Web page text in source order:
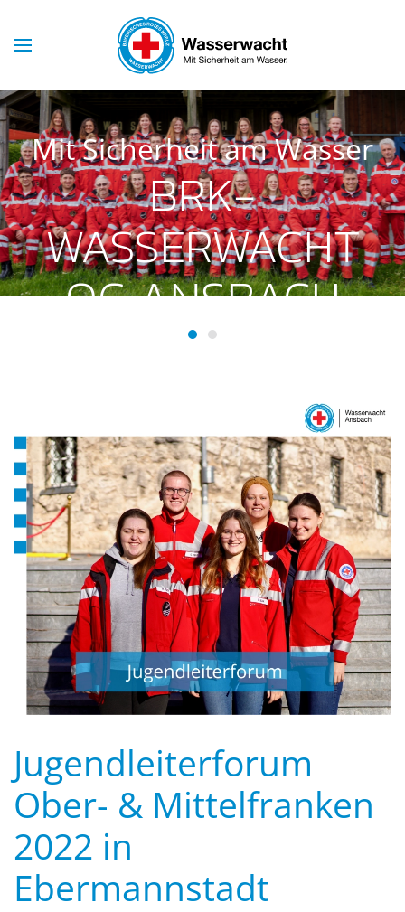
Skip to main content
Mit Sicherheit am Wasser
BRK-
WASSERWACHT
OG ANSBACH
BRK-Wasserwacht OG
Jugendleiterforum
Ober- & Mittelfranken
2022 in
Ebermannstadt